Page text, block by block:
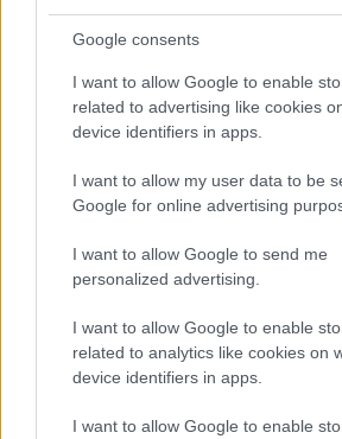
Google consents
I want to allow Google to enable
related to advertising like cookies
device identifiers in apps.
I want to allow my user data to be
Google for online advertising
I want to allow Google to send me
personalized advertising.
I want to allow Google to enable
related to analytics like cookies on
device identifiers in apps.
I want to allow Google to enable
ΣΑΒ, 05 ΟΚΤ 2024
Αυτό το φανάρι
όταν ξεπερνάς το όριο
(video)
ΣΤΑΘΗΣ ΠΕΤΡΟΠΟΥΛΟΣ